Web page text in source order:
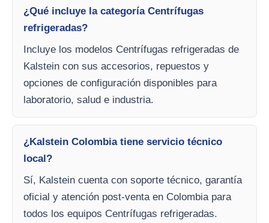
¿Qué incluye la categoría Centrífugas
refrigeradas?
Incluye los modelos Centrífugas refrigeradas de
Kalstein con sus accesorios, repuestos y
opciones de configuración disponibles para
laboratorio, salud e industria.
¿Kalstein Colombia tiene servicio técnico
local?
Sí, Kalstein cuenta con soporte técnico, garantía
oficial y atención post-venta en Colombia para
todos los equipos Centrífugas refrigeradas.